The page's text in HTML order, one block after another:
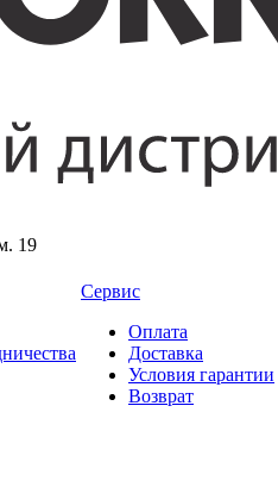
19
Сервис
Оплата
Доставка
Условия гарантии
Возврат